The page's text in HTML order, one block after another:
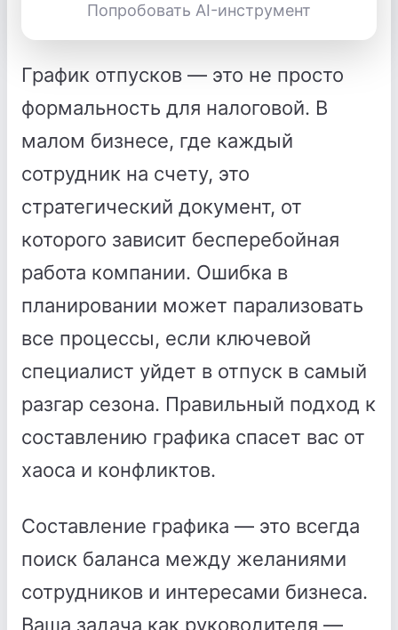
Попробовать AI-инструмент
График отпусков — это не просто
формальность для налоговой. В
малом бизнесе, где каждый
сотрудник на счету, это
стратегический документ, от
которого зависит бесперебойная
работа компании. Ошибка в
планировании может парализовать
все процессы, если ключевой
специалист уйдет в отпуск в самый
разгар сезона. Правильный подход к
составлению графика спасет вас от
хаоса и конфликтов.
Составление графика — это всегда
поиск баланса между желаниями
сотрудников и интересами бизнеса.
Ваша задача как руководителя —